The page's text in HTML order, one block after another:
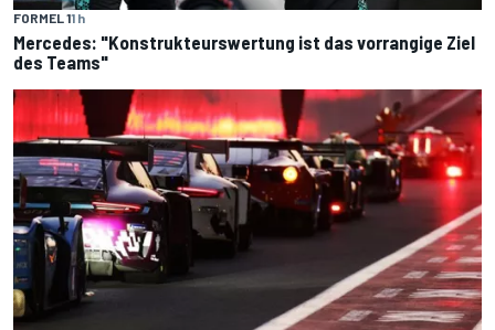
FORMEL 11 h
Mercedes: "Konstrukteurswertung ist das vorrangige Ziel
des Teams"